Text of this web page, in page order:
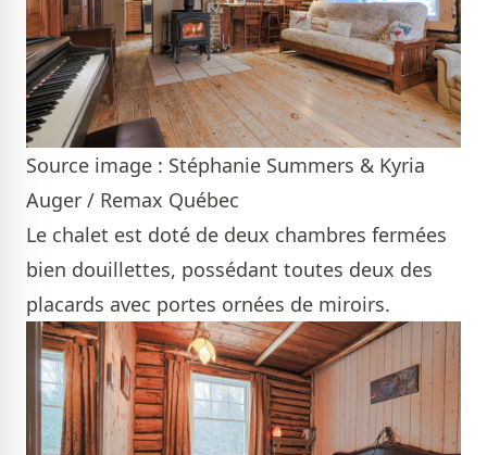
Source image : Stéphanie Summers & Kyria
Auger / Remax Québec
Le chalet est doté de deux chambres fermées
bien douillettes, possédant toutes deux des
placards avec portes ornées de miroirs.